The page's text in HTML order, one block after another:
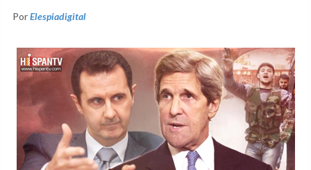
PorElespiadigital